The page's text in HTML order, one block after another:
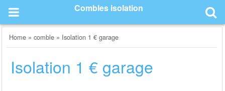
content
Combles isolation
Home »comble » Isolation 1 € garage
Isolation 1 € garage